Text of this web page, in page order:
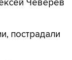
Чеверев
пострадали